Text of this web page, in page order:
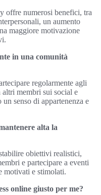
offre numerosi benefici, tra
un aumento
maggiore motivazione
in una comunità
regolarmente agli
membri sui social e
senso di appartenenza e
alta la
obiettivi realistici,
e partecipare a eventi
motivati e stimolati.
online giusto per me?